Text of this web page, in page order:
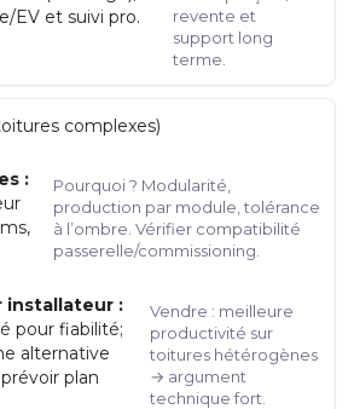
EV et suivi pro.
revente et
support long
terme.
complexes)
:
Pourquoi ? Modularité,
production par module, tolérance
à l’ombre. Vérifier compatibilité
passerelle/commissioning.
installateur :
pour fiabilité;
alternative
plan
Vendre : meilleure
productivité sur
toitures hétérogènes
→ argument
technique fort.